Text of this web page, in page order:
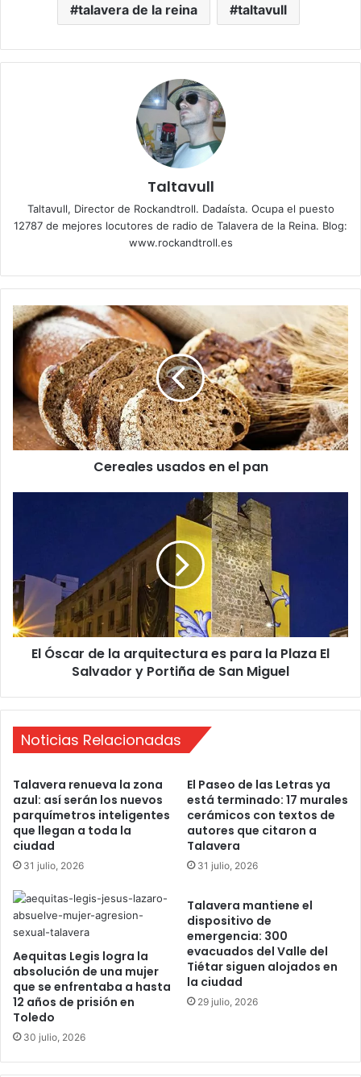
talavera de la reina taltavull
Taltavull
Taltavull, Director de Rockandtroll. Dadaísta. Ocupa el puesto
12787 de mejores locutores de radio de Talavera de la Reina. Blog:
www.rockandtroll.es
C
e
e
s
u
e
l
p
a
Cereales usados en el pan
a
r
d
e
i
e
c
t
u
a
e
s
p
a
r
a
l
a
P
l
El Óscar de la arquitectura es para la Plaza El
Salvador y Portiña de San Miguel
Noticias Relacionadas
Talavera renueva la zona
azul: así serán los nuevos
parquímetros inteligentes
que llegan a toda la
ciudad
31 julio, 2026
El Paseo de las Letras ya
está terminado: 17 murales
cerámicos con textos de
autores que citaron a
Talavera
31 julio, 2026
Aequitas Legis logra la
absolución de una mujer
que se enfrentaba a hasta
12 años de prisión en
Toledo
30 julio, 2026
Talavera mantiene el
dispositivo de
emergencia: 300
evacuados del Valle del
Tiétar siguen alojados en
la ciudad
29 julio, 2026